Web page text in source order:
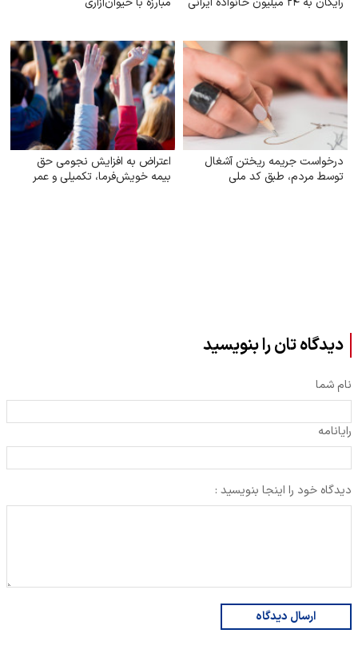
درخواست جریمه ریختن آشغال
توسط مردم، طبق کد ملی
اعتراض به افزایش نجومی حق
بیمه خویش‌فرما، تکمیلی و عمر
دیدگاه تان را بنویسید
نام شما
رایانامه
دیدگاه خود را اینجا بنویسید :
ارسال دیدگاه